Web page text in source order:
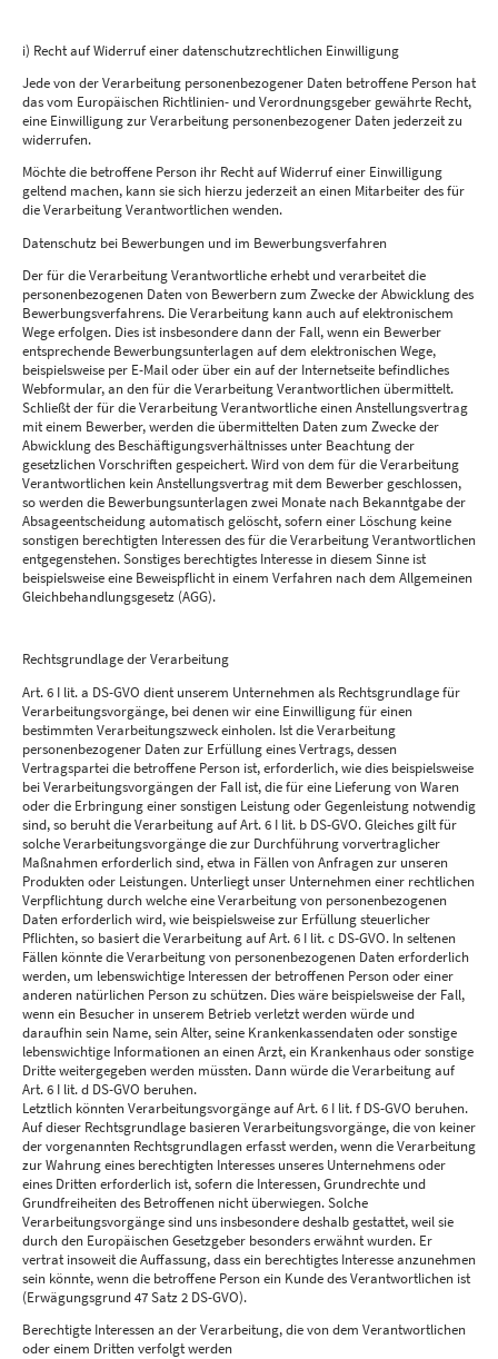
i) Recht auf Widerruf einer datenschutzrechtlichen Einwilligung
Jede von der Verarbeitung personenbezogener Daten betroffene Person hat
das vom Europäischen Richtlinien- und Verordnungsgeber gewährte Recht,
eine Einwilligung zur Verarbeitung personenbezogener Daten jederzeit zu
widerrufen.
Möchte die betroffene Person ihr Recht auf Widerruf einer Einwilligung
geltend machen, kann sie sich hierzu jederzeit an einen Mitarbeiter des für
die Verarbeitung Verantwortlichen wenden.
Datenschutz bei Bewerbungen und im Bewerbungsverfahren
Der für die Verarbeitung Verantwortliche erhebt und verarbeitet die
personenbezogenen Daten von Bewerbern zum Zwecke der Abwicklung des
Bewerbungsverfahrens. Die Verarbeitung kann auch auf elektronischem
Wege erfolgen. Dies ist insbesondere dann der Fall, wenn ein Bewerber
entsprechende Bewerbungsunterlagen auf dem elektronischen Wege,
beispielsweise per E-Mail oder über ein auf der Internetseite befindliches
Webformular, an den für die Verarbeitung Verantwortlichen übermittelt.
Schließt der für die Verarbeitung Verantwortliche einen Anstellungsvertrag
mit einem Bewerber, werden die übermittelten Daten zum Zwecke der
Abwicklung des Beschäftigungsverhältnisses unter Beachtung der
gesetzlichen Vorschriften gespeichert. Wird von dem für die Verarbeitung
Verantwortlichen kein Anstellungsvertrag mit dem Bewerber geschlossen,
so werden die Bewerbungsunterlagen zwei Monate nach Bekanntgabe der
Absageentscheidung automatisch gelöscht, sofern einer Löschung keine
sonstigen berechtigten Interessen des für die Verarbeitung Verantwortlichen
entgegenstehen. Sonstiges berechtigtes Interesse in diesem Sinne ist
beispielsweise eine Beweispflicht in einem Verfahren nach dem Allgemeinen
Gleichbehandlungsgesetz (AGG).
Rechtsgrundlage der Verarbeitung
Art. 6 I lit. a DS-GVO dient unserem Unternehmen als Rechtsgrundlage für
Verarbeitungsvorgänge, bei denen wir eine Einwilligung für einen
bestimmten Verarbeitungszweck einholen. Ist die Verarbeitung
personenbezogener Daten zur Erfüllung eines Vertrags, dessen
Vertragspartei die betroffene Person ist, erforderlich, wie dies beispielsweise
bei Verarbeitungsvorgängen der Fall ist, die für eine Lieferung von Waren
oder die Erbringung einer sonstigen Leistung oder Gegenleistung notwendig
sind, so beruht die Verarbeitung auf Art. 6 I lit. b DS-GVO. Gleiches gilt für
solche Verarbeitungsvorgänge die zur Durchführung vorvertraglicher
Maßnahmen erforderlich sind, etwa in Fällen von Anfragen zur unseren
Produkten oder Leistungen. Unterliegt unser Unternehmen einer rechtlichen
Verpflichtung durch welche eine Verarbeitung von personenbezogenen
Daten erforderlich wird, wie beispielsweise zur Erfüllung steuerlicher
Pflichten, so basiert die Verarbeitung auf Art. 6 I lit. c DS-GVO. In seltenen
Fällen könnte die Verarbeitung von personenbezogenen Daten erforderlich
werden, um lebenswichtige Interessen der betroffenen Person oder einer
anderen natürlichen Person zu schützen. Dies wäre beispielsweise der Fall,
wenn ein Besucher in unserem Betrieb verletzt werden würde und
daraufhin sein Name, sein Alter, seine Krankenkassendaten oder sonstige
lebenswichtige Informationen an einen Arzt, ein Krankenhaus oder sonstige
Dritte weitergegeben werden müssten. Dann würde die Verarbeitung auf
Art. 6 I lit. d DS-GVO beruhen.
Letztlich könnten Verarbeitungsvorgänge auf Art. 6 I lit. f DS-GVO beruhen.
Auf dieser Rechtsgrundlage basieren Verarbeitungsvorgänge, die von keiner
der vorgenannten Rechtsgrundlagen erfasst werden, wenn die Verarbeitung
zur Wahrung eines berechtigten Interesses unseres Unternehmens oder
eines Dritten erforderlich ist, sofern die Interessen, Grundrechte und
Grundfreiheiten des Betroffenen nicht überwiegen. Solche
Verarbeitungsvorgänge sind uns insbesondere deshalb gestattet, weil sie
durch den Europäischen Gesetzgeber besonders erwähnt wurden. Er
vertrat insoweit die Auffassung, dass ein berechtigtes Interesse anzunehmen
sein könnte, wenn die betroffene Person ein Kunde des Verantwortlichen ist
(Erwägungsgrund 47 Satz 2 DS-GVO).
Berechtigte Interessen an der Verarbeitung, die von dem Verantwortlichen
oder einem Dritten verfolgt werden